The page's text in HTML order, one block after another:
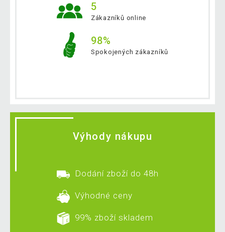
5
Zákazníků online
98%
Spokojených zákazníků
Výhody nákupu
Dodání zboží do 48h
Výhodné ceny
99% zboží skladem